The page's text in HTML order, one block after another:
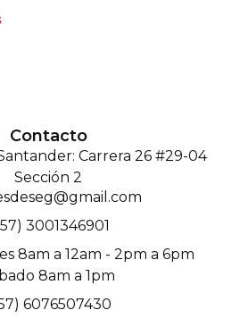
Contacto
Carrera 26 #29-04
Sección 2
3001346901
8am a 12am - 2pm a 6pm
8am a 1pm
6076507430